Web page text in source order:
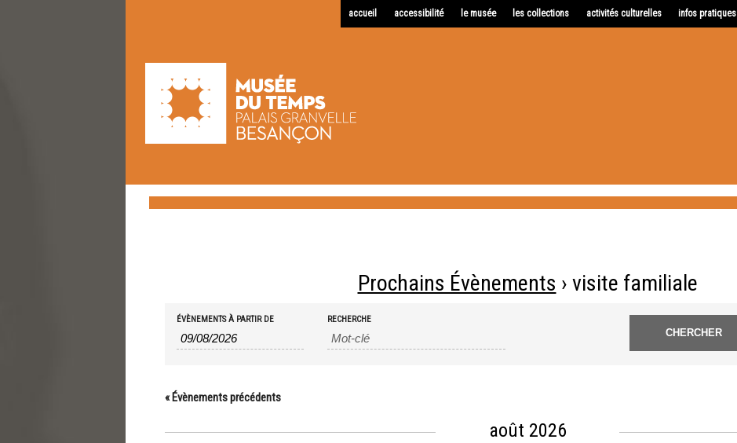
accueil accessibilité le musée les collections activités culturelles infos pratiques
Prochains Évènements › visite familiale
Recherche
et
de
Rechercher
Évènements
ÉVÈNEMENTS À PARTIR DE RECHERCHE
«Évènements précédents
août 2026